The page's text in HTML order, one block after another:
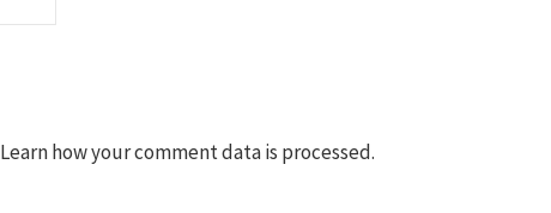
Learn how your comment data is processed.